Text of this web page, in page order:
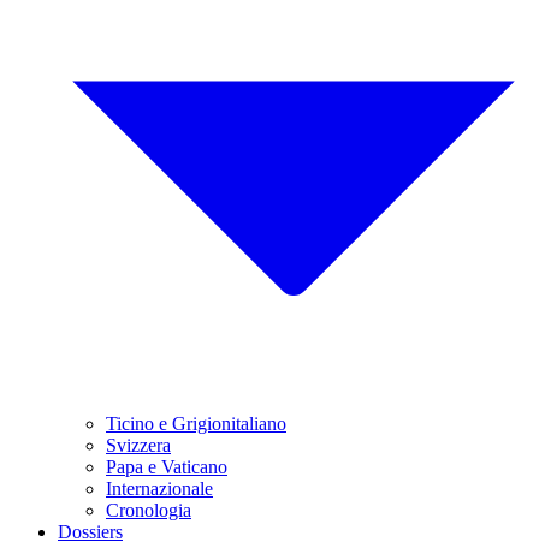
Ticino e Grigionitaliano
Svizzera
Papa e Vaticano
Internazionale
Cronologia
Dossiers